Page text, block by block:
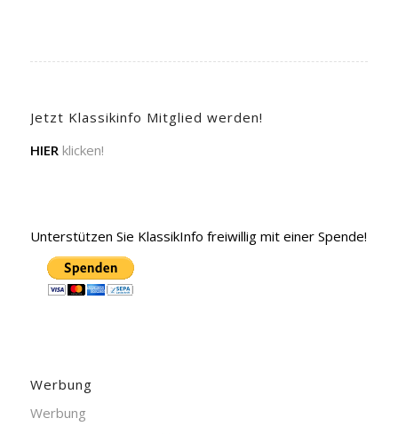
Jetzt Klassikinfo Mitglied werden!
HIER klicken!
Unterstützen Sie KlassikInfo freiwillig mit einer Spende!
Werbung
Werbung